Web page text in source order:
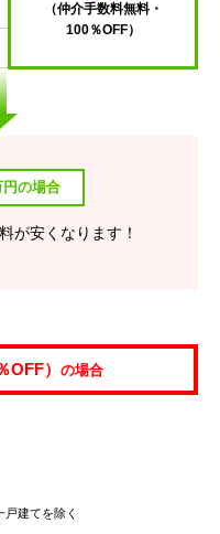
（仲介手数料無料・
100％OFF）
円の場合
が安くなります！
） の場合
建てを除く